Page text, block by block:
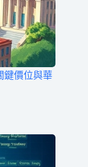
鍵價位與華